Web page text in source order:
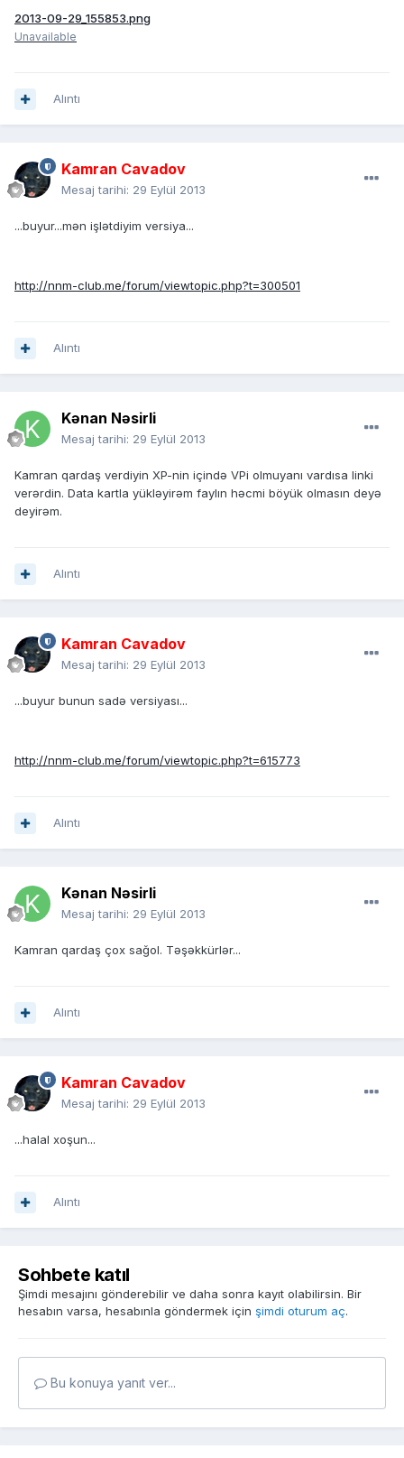
2013-09-29_155853.png
Unavailable
Alıntı
Kamran Cavadov
Mesaj tarihi: 29 Eylül 2013
...buyur...mən işlətdiyim versiya...
http://nnm-club.me/forum/viewtopic.php?t=300501
Alıntı
Kənan Nəsirli
Mesaj tarihi: 29 Eylül 2013
Kamran qardaş verdiyin XP-nin içində VPi olmuyanı vardısa linki
verərdin. Data kartla yükləyirəm faylın həcmi böyük olmasın deyə
deyirəm.
Alıntı
Kamran Cavadov
Mesaj tarihi: 29 Eylül 2013
...buyur bunun sadə versiyası...
http://nnm-club.me/forum/viewtopic.php?t=615773
Alıntı
Kənan Nəsirli
Mesaj tarihi: 29 Eylül 2013
Kamran qardaş çox sağol. Təşəkkürlər...
Alıntı
Kamran Cavadov
Mesaj tarihi: 29 Eylül 2013
...halal xoşun...
Alıntı
Sohbete katıl
Şimdi mesajını gönderebilir ve daha sonra kayıt olabilirsin. Bir
hesabın varsa, hesabınla göndermek için şimdi oturum aç.
Bu konuya yanıt ver...